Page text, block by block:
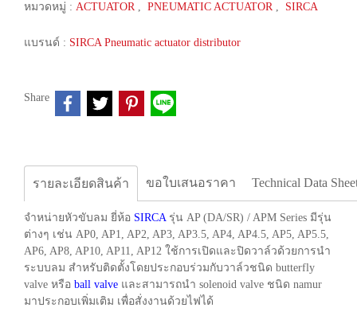
หมวดหมู่ : ACTUATOR , PNEUMATIC ACTUATOR , SIRCA
แบรนด์ : SIRCA Pneumatic actuator distributor
Share
รายละเอียดสินค้า ขอใบเสนอราคา Technical Data
จำหน่ายหัวขับลม ยี่ห้อ SIRCA รุ่น AP (DA/SR) / APM Series มีรุ่น
ต่างๆ เช่น AP0, AP1, AP2, AP3, AP3.5, AP4, AP4.5, AP5, AP5.5,
AP6, AP8, AP10, AP11, AP12 ใช้การเปิดและปิดวาล์วด้วยการนำ
ระบบลม สำหรับติดตั้งโดยประกอบร่วมกับวาล์วชนิด butterfly
valve หรือ ball valve และสามารถนำ solenoid valve ชนิด namur
มาประกอบเพิ่มเติม เพื่อสั่งงานด้วยไฟได้